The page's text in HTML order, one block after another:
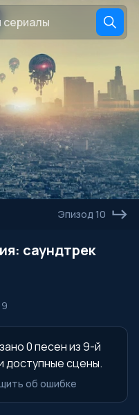
Эпизод 10
саундтрек
0 песен из 9-й
доступные сцены.
об ошибке